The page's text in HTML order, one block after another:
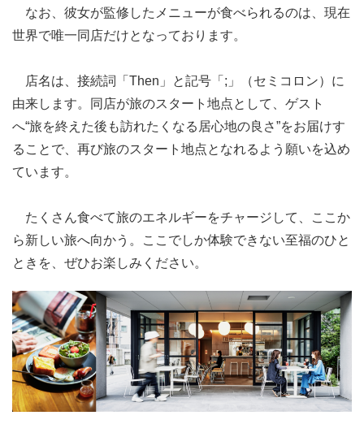
なお、彼女が監修したメニューが食べられるのは、現在
世界で唯一同店だけとなっております。
店名は、接続詞「Then」と記号「;」（セミコロン）に
由来します。同店が旅のスタート地点として、ゲスト
へ“旅を終えた後も訪れたくなる居心地の良さ”をお届けす
ることで、再び旅のスタート地点となれるよう願いを込め
ています。
たくさん食べて旅のエネルギーをチャージして、ここか
ら新しい旅へ向かう。ここでしか体験できない至福のひと
ときを、ぜひお楽しみください。